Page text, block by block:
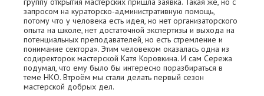
запросом на кураторско-административную помощь,
потому что у человека есть идея, но нет организаторского
опыта на школе, нет достаточной экспертизы и выхода на
потенциальных преподавателей, но есть стремление и
понимание сектора». Этим человеком оказалась одна из
содиректорок мастерской Катя Коровкина. И сам Сережа
подумал, что ему было бы интересно поразбираться в
теме НКО. Втроём мы стали делать первый сезон
мастерской добрых дел.